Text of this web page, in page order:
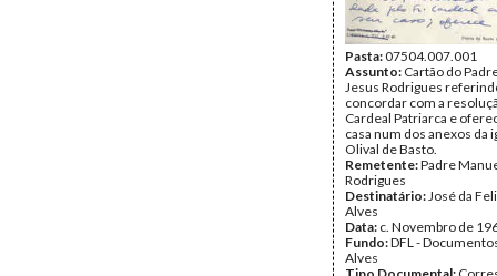
Pasta:07504.007.001
Assunto: Cartão do
Jesus Rodrigues
concordar com a
Cardeal Patriarca e
casa num dos anexos da
Olival de Basto.
Remetente:Padre
Rodrigues
Destinatário:José da
Alves
Data: c. Novembro de
Fundo:DFL -
Alves